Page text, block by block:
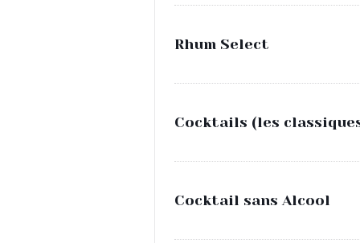
Rhum Select
Cocktails (les
Cocktail sans Alcool